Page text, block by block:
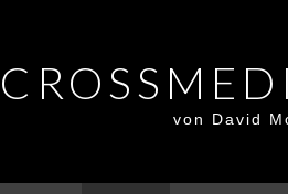
von David